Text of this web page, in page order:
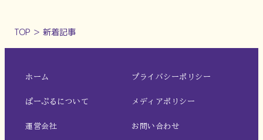
TOP ＞ 新着記事
ホーム
ぱーぷるについて
運営会社
プライバシーポリシー
メディアポリシー
お問い合わせ